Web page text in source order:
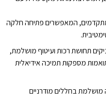
מתקדמים, המאפשרים פתיחה חלקה
תחושת רכות ועיטוף מושלמת,
מספקות תמיכה אידיאלית
מושלמת בחללים מודרניים